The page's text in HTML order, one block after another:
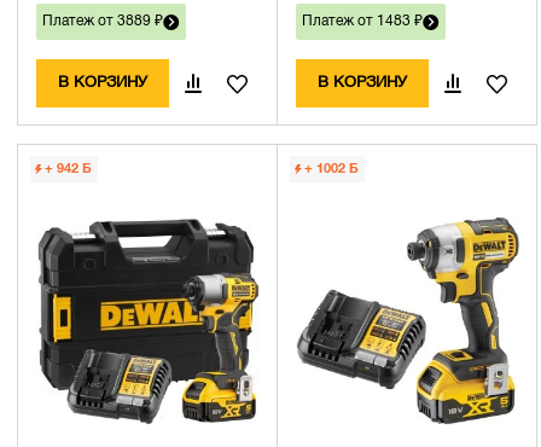
Платеж от 3889 ₽
В КОРЗИНУ
Платеж от 1483 ₽
В КОРЗИНУ
+ 942 Б + 1002 Б